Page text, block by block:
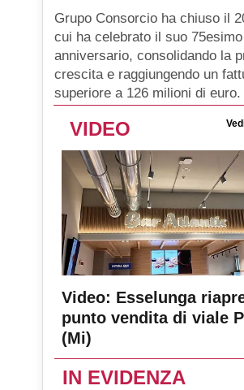
Grupo Consorcio ha chiuso il
cui ha celebrato il suo 75esimo
anniversario, consolidando la
crescita e raggiungendo un
superiore a 126 milioni di euro.
VIDEO
Video: Esselunga
punto vendita di viale
(Mi)
IN EVIDENZA